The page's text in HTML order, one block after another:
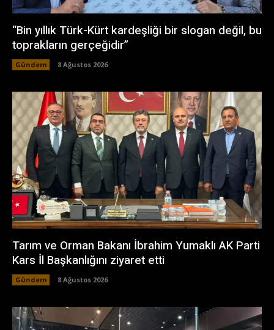
“Bin yıllık Türk-Kürt kardeşliği bir slogan değil, bu
toprakların gerçeğidir”
Gündem 8 Ağustos 2026
Tarım ve Orman Bakanı İbrahim Yumaklı AK Parti
Kars İl Başkanlığını ziyaret etti
Gündem 8 Ağustos 2026